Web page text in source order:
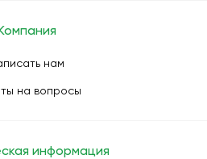
нам
на вопросы
информация